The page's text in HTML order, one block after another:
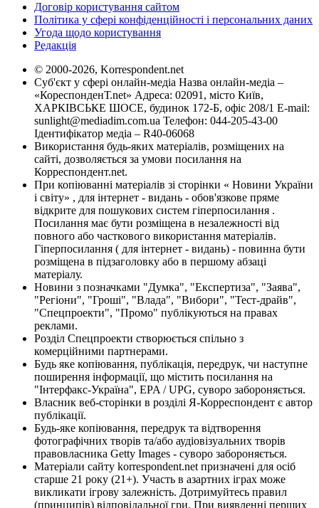
Договір користування сайтом
Політика у сфері конфіденційності і персональних даних
Угода щодо користування
Редакція
© 2000-2026, Korrespondent.net
Суб'єкт у сфері онлайн-медіа Назва онлайн-медіа –
«КореспонденТ.net» Адреса: 02091, місто Київ,
ХАРКІВСЬКЕ ШОСЕ, будинок 172-Б, офіс 208/1 E-mail:
sunlight@mediadim.com.ua Телефон: 044-205-43-00
Ідентифікатор медіа – R40-06068
Використання будь-яких матеріалів, розміщених на
сайті, дозволяється за умови посилання на
Корреспондент.net.
При копіюванні матеріалів зі сторінки « Новини України
і світу» , для інтернет - видань - обов'язкове пряме
відкрите для пошукових систем гіперпосилання .
Посилання має бути розміщена в незалежності від
повного або часткового використання матеріалів.
Гіперпосилання ( для інтернет - видань) - повинна бути
розміщена в підзаголовку або в першому абзаці
матеріалу.
Новини з позначками "Думка", "Експертиза", "Заява",
"Регіони", "Гроші", "Влада", "Вибори", "Тест-драйв",
"Спецпроекти", "Промо" публікуються на правах
реклами.
Розділ Спецпроекти створюється спільно з
комерційними партнерами.
Будь яке копіювання, публікація, передрук, чи наступне
поширення інформації, що містить посилання на
"Інтерфакс-Україна", EPA / UPG, суворо забороняється.
Власник веб-сторінки в розділі Я-Корреспондент є автор
публікації.
Будь-яке копіювання, передрук та відтворення
фотографічних творів та/або аудіовізуальних творів
правовласника Getty Images - суворо забороняється.
Матеріали сайту korrespondent.net призначені для осіб
старше 21 року (21+). Участь в азартних іграх може
викликати ігрову залежність. Дотримуйтесь правил
(принципів) відповідальної гри. При виявленні перших